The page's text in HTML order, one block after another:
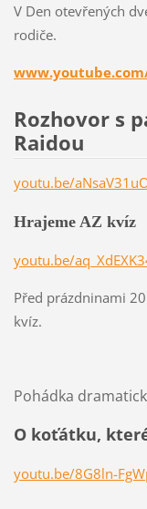
V Den otevřených
rodiče.
Rozhovor s
Raidou
youtu.be/
Hrajeme AZ kvíz
youtu.be/
Před prázdninami
kvíz.
Pohádka
O koťátku,
youtu.be/8G8ln-